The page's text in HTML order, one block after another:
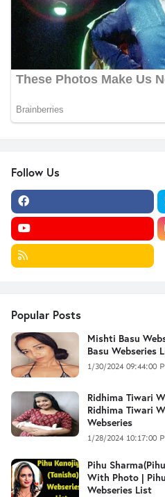
Follow Us
Popular Posts
Mishti Basu
Basu Webseries
1/30/2024 09:44:00
Ridhima Tiwari
Ridhima Tiwari
Webseries
1/28/2024 10:17:00
Pihu
With Photo |
Webseries List